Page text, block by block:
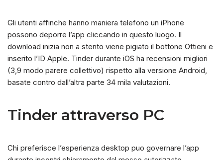
Gli utenti affinche hanno maniera telefono un iPhone
possono deporre l’app cliccando in questo luogo. Il
download inizia non a stento viene pigiato il bottone Ottieni e
inserito l’ID Apple. Tinder durante iOS ha recensioni migliori
(3,9 modo parere collettivo) rispetto alla versione Android,
basate contro dall’altra parte 34 mila valutazioni.
Tinder attraverso PC
Chi preferisce l’esperienza desktop puo governare l’app